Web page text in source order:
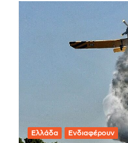
Ελλάδα Ενδιαφέρουν